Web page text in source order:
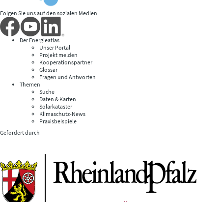
Folgen Sie uns auf den sozialen Medien
Der Energieatlas
Unser Portal
Projekt melden
Kooperationspartner
Glossar
Fragen und Antworten
Themen
Suche
Daten & Karten
Solarkataster
Klimaschutz-News
Praxisbeispiele
Gefördert durch